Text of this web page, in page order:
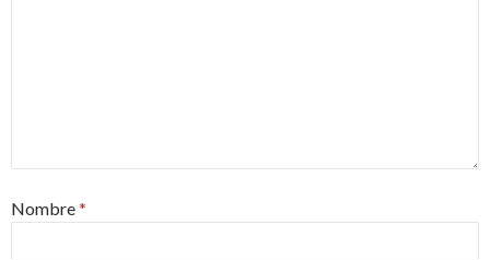
Nombre*